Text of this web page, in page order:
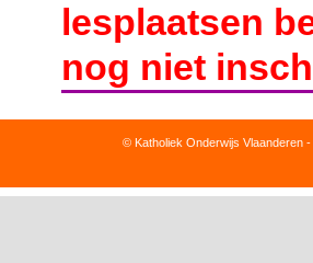
lesplaatsen
nog niet
© Katholiek Onderwijs Vlaanderen